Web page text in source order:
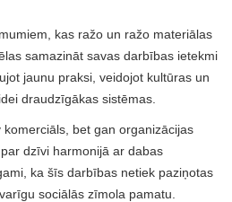
kas ražo un ražo materiālas
samazināt savas darbības ietekmi
jaunu praksi, veidojot kultūras un
draudzīgākas sistēmas.
bet gan organizācijas
dzīvi harmonijā ar dabas
ka šīs darbības netiek paziņotas
sociālās zīmola pamatu.